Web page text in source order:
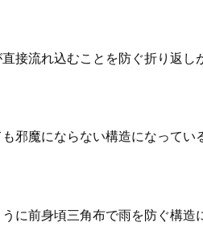
接流れ込むことを防ぐ折り返し
邪魔にならない構造になってい
に前身頃三角布で雨を防ぐ構造